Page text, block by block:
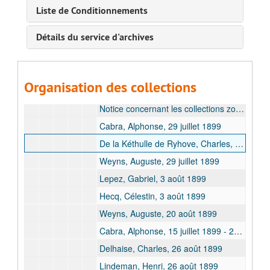
Liste de Conditionnements
Détails du service d'archives
Organisation des collections
Weyns, Auguste, 13 mars 1899
Weyns, Auguste, 5 mai 1899
Cabra, Alphonse, 19 mai 1899 - 30 mai 1899
Notice concernant les collections zoologiques de la classe des Mammifères, 10 juillet 1899
Cabra, Alphonse, 29 juillet 1899
De la Kéthulle de Ryhove, Charles, 29 juillet 1899
Weyns, Auguste, 29 juillet 1899
Lepez, Gabriel, 3 août 1899
Hecq, Célestin, 3 août 1899
Weyns, Auguste, 20 août 1899
Cabra, Alphonse, 15 juillet 1899 - 20 auût 1899
Delhaise, Charles, 26 août 1899
Lindeman, Henri, 26 août 1899